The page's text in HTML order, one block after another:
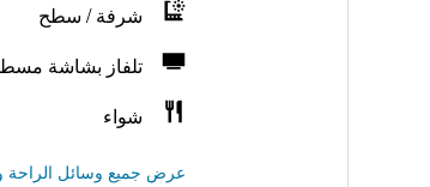
شرفة / سطح
تلفاز بشاشة
شواء
عرض جميع وسائل الراحة